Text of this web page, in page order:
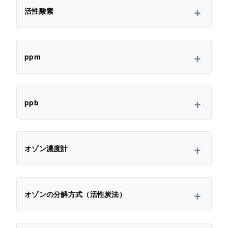
活性酸素
ppm
ppb
オゾン濃度計
オゾンの分解方式（活性炭法）